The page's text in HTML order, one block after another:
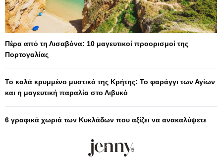
Πέρα από τη Λισαβόνα: 10 μαγευτικοί προορισμοί της
Πορτογαλίας
Το καλά κρυμμένο μυστικό της Κρήτης: Το φαράγγι των Αγίων
και η μαγευτική παραλία στο Λιβυκό
6 γραφικά χωριά των Κυκλάδων που αξίζει να ανακαλύψετε